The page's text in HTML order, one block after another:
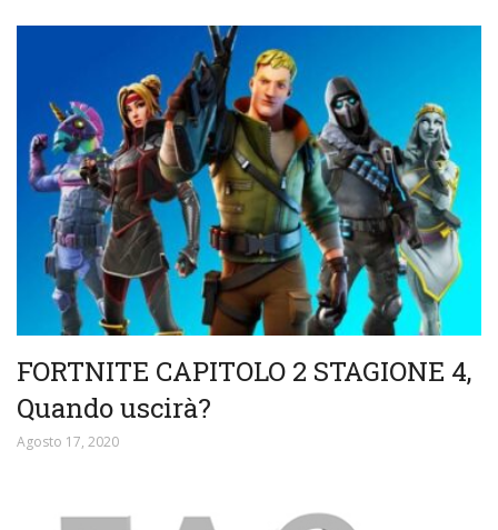
FORTNITE CAPITOLO 2 STAGIONE 4,
Quando uscirà?
Agosto 17, 2020